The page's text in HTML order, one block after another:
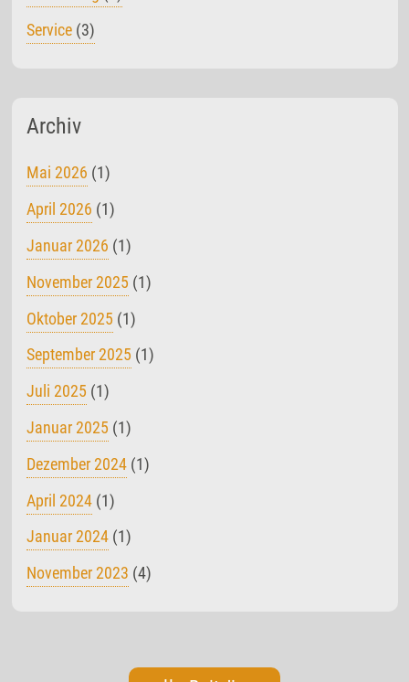
Service (3)
Archiv
Mai 2026 (1)
April 2026 (1)
Januar 2026 (1)
November 2025 (1)
Oktober 2025 (1)
September 2025 (1)
Juli 2025 (1)
Januar 2025 (1)
Dezember 2024(1)
April 2024(1)
Januar 2024(1)
November 2023 (4)